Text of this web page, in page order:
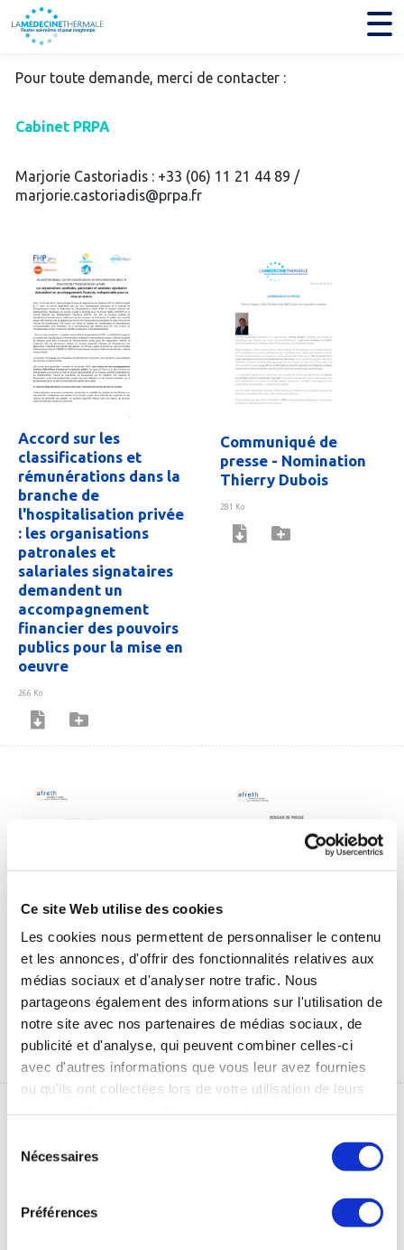
Ce site Web utilise des cookies
Les cookies nous permettent de personnaliser le contenu
et les annonces, d'offrir des fonctionnalités relatives aux
médias sociaux et d'analyser notre trafic. Nous
partageons également des informations sur l'utilisation de
notre site avec nos partenaires de médias sociaux, de
publicité et d'analyse, qui peuvent combiner celles-ci
avec d'autres informations que vous leur avez fournies
ou qu'ils ont collectées lors de votre utilisation de leurs
Nécessaires
Préférences
Pour toute demande, merci de contacter :
Cabinet PRPA
Marjorie Castoriadis : +33 (06) 11 21 44 89 /
marjorie.castoriadis@prpa.fr
Accord sur les
classifications et
rémunérations dans la
branche de
l'hospitalisation privée
: les organisations
patronales et
salariales signataires
demandent un
accompagnement
financier des pouvoirs
publics pour la mise en
oeuvre
266 Ko
Communiqué de
presse - Nomination
Thierry Dubois
281 Ko
Communiqué de
presse
Thermes&Veines
1 Mo
Communiqué de
presse SPECTH